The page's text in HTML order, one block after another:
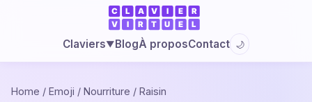
Claviers▼BlogÀ proposContact 🌙
Home / Emoji / Nourriture / Raisin